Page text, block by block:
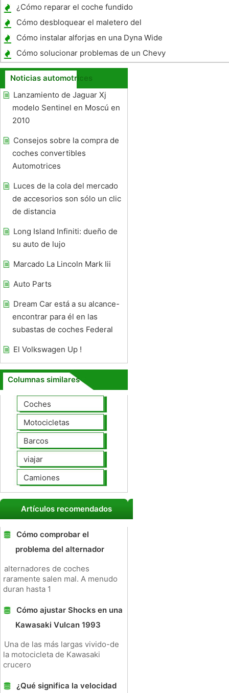
¿Cómo reparar el coche fundido
Cómo desbloquear el maletero del
automóvil viejo Sin Llaves
Cómo instalar alforjas en una Dyna Wide
Glide
Cómo solucionar problemas de un Chevy
Blazer
Noticias automotrices
Lanzamiento de Jaguar Xj
modelo Sentinel en Moscú en
2010
Consejos sobre la compra de
coches convertibles
Automotrices
Luces de la cola del mercado
de accesorios son sólo un clic
de distancia
Long Island Infiniti: dueño de
su auto de lujo
Marcado La Lincoln Mark Iii
Auto Parts
Dream Car está a su alcance-
encontrar para él en las
subastas de coches Federal
El Volkswagen Up !
Columnas similares
Coches
Motocicletas
Barcos
viajar
Camiones
Artículos recomendados
Cómo comprobar el
problema del alternador
alternadores de coches
raramente salen mal. A menudo
duran hasta 1
Cómo ajustar Shocks en una
Kawasaki Vulcan 1993
Una de las más largas vivido-de
la motocicleta de Kawasaki
crucero
¿Qué significa la velocidad